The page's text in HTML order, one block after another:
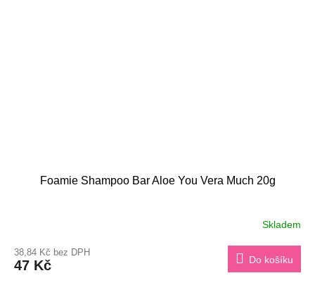
Foamie Shampoo Bar Aloe You Vera Much 20g
Skladem
38,84 Kč bez DPH
47 Kč Do košíku